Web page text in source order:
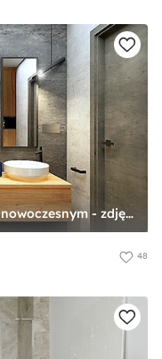
ŁAZIENKA w stylu industrialnym i nowoczesnym - zdjęcie od BLOB architekci
48